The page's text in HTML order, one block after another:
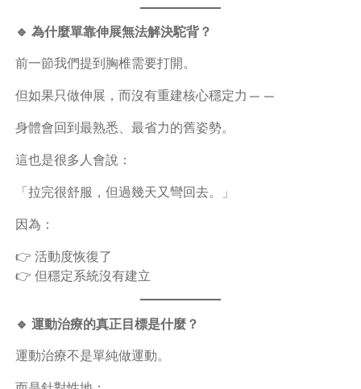
🔹 為什麼單靠伸展無法解決駝背？
前一節我們提到胸椎需要打開。
但如果只做伸展，而沒有重建核心穩定力——
身體會回到最熟悉、最省力的舊姿勢。
這也是很多人會說：
「拉完很舒服，但過幾天又彎回去。」
因為：
👉 活動度恢復了
👉 但穩定系統沒有建立
🔹 運動治療的真正目標是什麼？
運動治療不是單純做運動。